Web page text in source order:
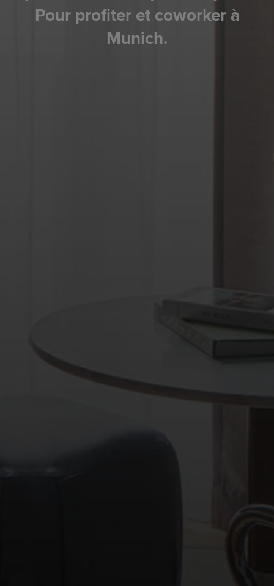
Pour profiter et coworker à
Munich.